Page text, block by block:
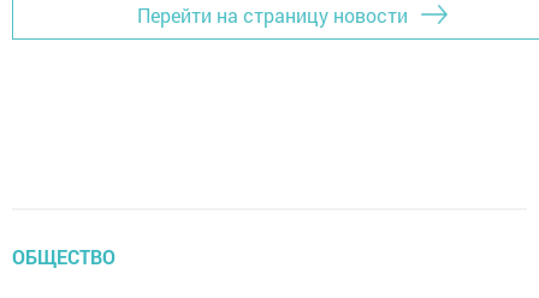
Перейти на страницу новости
ОБЩЕСТВО